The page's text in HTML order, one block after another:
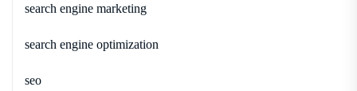
search engine marketing
search engine optimization
seo